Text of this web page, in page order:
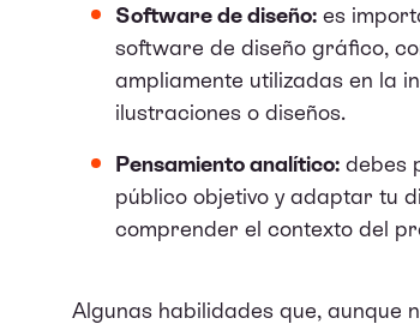
Software de diseño: es
software de diseño gráfico,
ampliamente utilizadas en la
ilustraciones o diseños.
Pensamiento analítico: debes
público objetivo y adaptar tu
comprender el contexto del
Algunas habilidades que, aunque